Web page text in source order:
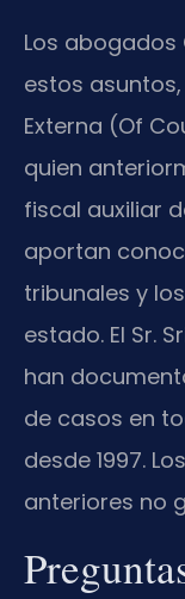
Los abogados
estos
Externa (Of
quien
fiscal auxiliar
aportan
tribunales y
estado. El Sr.
han
de casos en
desde 1997.
anteriores no